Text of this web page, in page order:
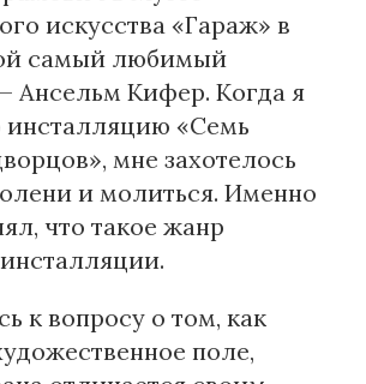
искусства «Гараж» в
самый любимый
Ансельм Кифер. Когда я
инсталляцию «Семь
мне захотелось
и молиться. Именно
что такое жанр
к вопросу о том, как
поле,